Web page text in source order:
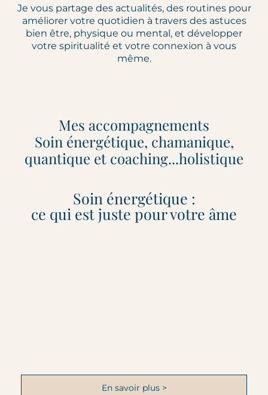
Je vous partage des actualités, des routines pour
améliorer votre quotidien à travers des astuces
bien être, physique ou mental, et développer
votre spiritualité et votre connexion à vous
même.
Mes accompagnements
Soin énergétique, chamanique,
quantique et coaching...holistique
Soin énergétique :
ce qui est juste pour votre âme
En savoir plus >